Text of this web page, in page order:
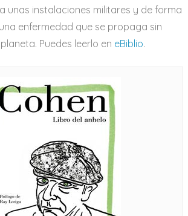
unas instalaciones militares y de forma
enfermedad que se propaga sin
Puedes leerlo en eBiblio.